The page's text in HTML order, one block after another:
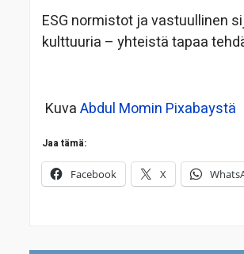
ESG normistot ja vastuullinen
kulttuuria – yhteistä tapaa
KuvaAbdul Momin Pixabaystä
Jaa tämä:
Facebook X